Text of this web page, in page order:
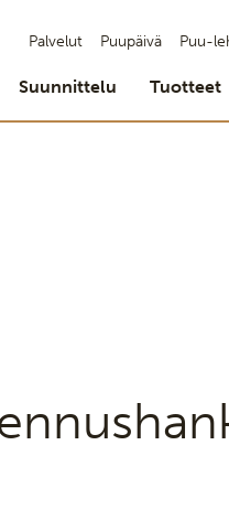
Palvelut Puupäivä Puu-
Suunnittelu Tuotteet